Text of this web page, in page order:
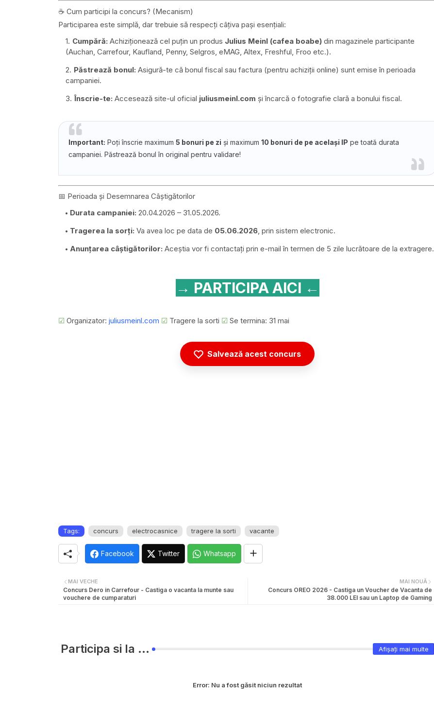
☕ Cum participi la concurs? (Mecanism)
Participarea este simplă, dar trebuie să respecți câțiva pași esențiali:
Cumpără: Achiziționează cel puțin un produs Julius Meinl (cafea boabe)din magazinele participante
(Auchan, Carrefour, Kaufland, Penny, Selgros, eMAG, Altex, Freshful, Froo etc.).
Păstrează bonul: Asigură-te că bonul fiscal sau factura (pentru achiziții online) sunt emise în perioada
campaniei.
Înscrie-te: Accesează site-ul oficial juliusmeinl.com și încarcă o fotografie clară a bonului fiscal.
Important: Poți înscrie maximum 5 bonuri pe zi și maximum 10 bonuri de pe același IP pe toată durata
campaniei. Păstrează bonul în original pentru validare!
📅 Perioada și Desemnarea Câștigătorilor
Durata campaniei: 20.04.2026 – 31.05.2026.
Tragerea la sorți: Va avea loc pe data de 05.06.2026, prin sistem electronic.
Anunțarea câștigătorilor: Aceștia vor fi contactați prin e-mail în termen de 5 zile lucrătoare de la extragere.
→ PARTICIPA AICI ←
☑ Organizator: juliusmeinl.com ☑ Tragere la sorti ☑ Se termina: 31 mai
Salvează acest concurs
Tags: concurs electrocasnice tragere la sorti vacante
Facebook Twitter Whatsapp
MAI NOUĂ
Concurs OREO 2026 - Castiga un Voucher de Vacanta de
38.000 LEI sau un Laptop de Gaming
MAI VECHE
Concurs Dero in Carrefour - Castiga o vacanta la munte sau
vouchere de cumparaturi
Participa si la ... Afișați mai multe
Error: Nu a fost găsit niciun rezultat